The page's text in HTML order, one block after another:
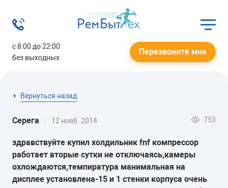
с 8:00 до 22:00
без выходных
Перезвоните мне
Вернуться назад
Серега 12 нояб. 2014 753
здравствуйте купил холдильник fnf компрессор
работает вторые сутки не отключаясь,камеры
охлождаются,темпиратура манимальная на
дисплее установлена-15 и 1 стенки корпуса очень